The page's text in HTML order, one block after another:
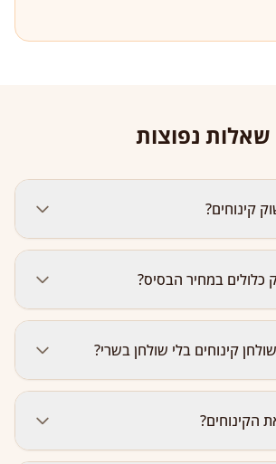
שאלות נפוצות
קינוחים?
קרמבו פירות יער, קרמבו בננה,
פירות העונה (אבטיח, מלון, אננס, ענבים,
כלולים במחיר הבסיס?
הבסיס (החל מ-80 ₪ לאורח, שכולל סלטים, מטוגנים
אותם לכל שולחן, או להזמין שולחן
קינוחים בלי שולחן בשרי?
לאירוע, במקום עוגת יום הולדת, או
הקינוחים?